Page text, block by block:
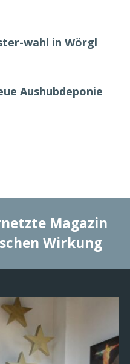
wahl in Wörgl
Aushubdeponie
Magazin
Wirkung